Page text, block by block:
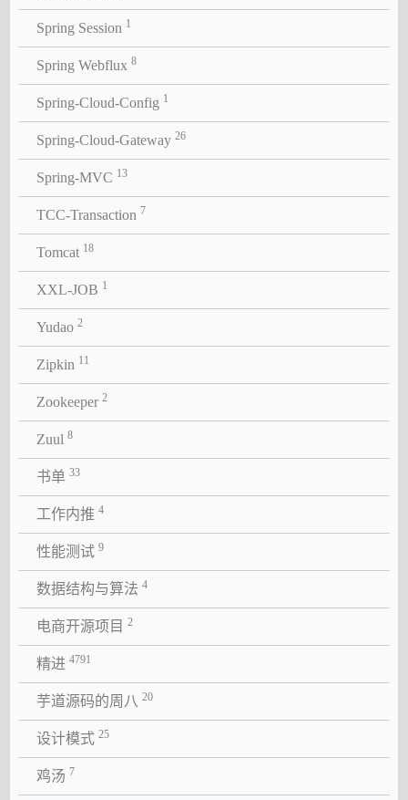
Spring Session 1
Spring Webflux 8
Spring-Cloud-Config 1
Spring-Cloud-Gateway 26
Spring-MVC 13
TCC-Transaction 7
Tomcat 18
XXL-JOB 1
Yudao 2
Zipkin 11
Zookeeper 2
Zuul 8
书单 33
工作内推 4
性能测试 9
数据结构与算法 4
电商开源项目 2
精进 4791
芋道源码的周八 20
设计模式 25
鸡汤 7